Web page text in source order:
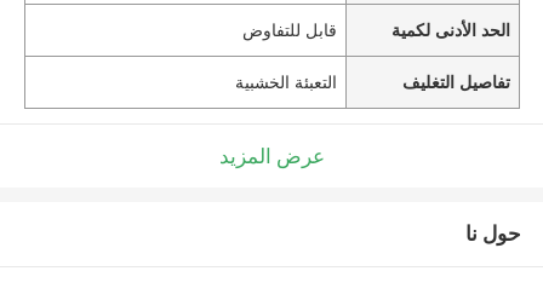
الحد الأدنى لكمية قابل للتفاوض
تفاصيل التغليف التعبئة الخشبية
عرض المزيد
حول نا